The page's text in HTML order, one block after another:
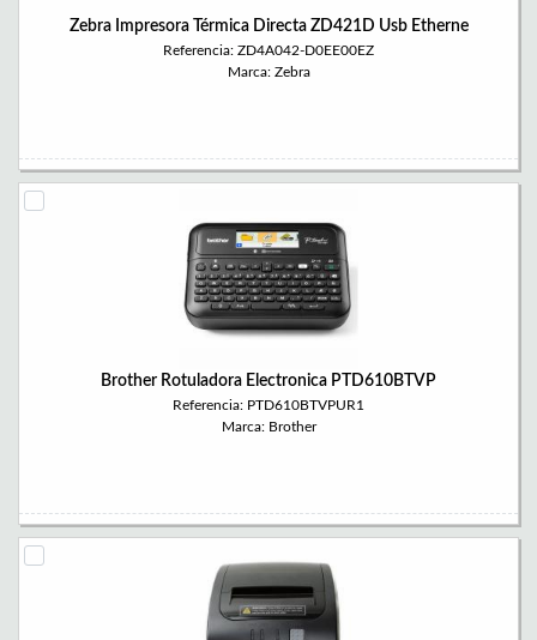
Zebra Impresora Térmica Directa ZD421D Usb Etherne
Referencia: ZD4A042-D0EE00EZ
Marca: Zebra
Brother Rotuladora Electronica PTD610BTVP
Referencia: PTD610BTVPUR1
Marca: Brother